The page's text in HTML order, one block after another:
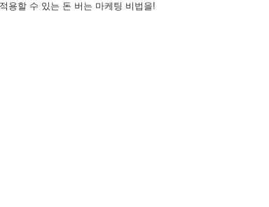
용할 수 있는 돈 버는 마케팅 비법을!